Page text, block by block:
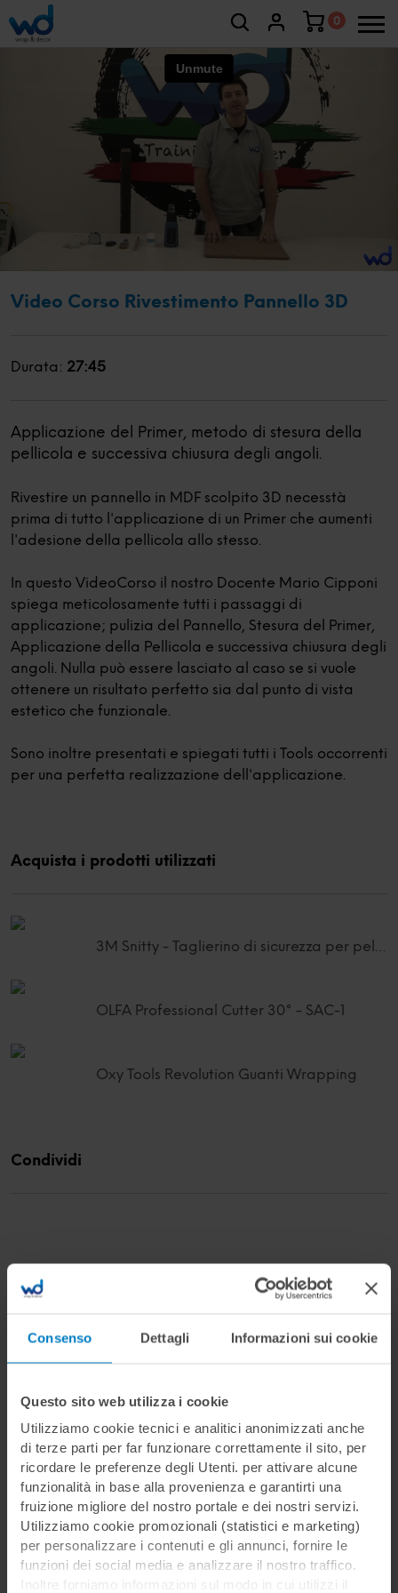
Consenso Dettagli Informazioni sui cookie
Questo sito web utilizza i cookie
Utilizziamo cookie tecnici e analitici anonimizzati anche
di terze parti per far funzionare correttamente il sito, per
ricordare le preferenze degli Utenti. per attivare alcune
funzionalità in base alla provenienza e garantirti una
fruizione migliore del nostro portale e dei nostri servizi.
Utilizziamo cookie promozionali (statistici e marketing)
per personalizzare i contenuti e gli annunci, fornire le
funzioni dei social media e analizzare il nostro traffico.
Inoltre forniamo informazioni sul modo in cui utilizzi il
0
Video Corso Rivestimento Pannello 3D
Durata: 27:45
Applicazione del Primer, metodo di stesura della
pellicola e successiva chiusura degli angoli.
Rivestire un pannello in MDF scolpito 3D necesstà
prima di tutto l'applicazione di un Primer che aumenti
l'adesione della pellicola allo stesso.
In questo VideoCorso il nostro Docente Mario Cipponi
spiega meticolosamente tutti i passaggi di
applicazione; pulizia del Pannello, Stesura del Primer,
Applicazione della Pellicola e successiva chiusura degli
angoli. Nulla può essere lasciato al caso se si vuole
ottenere un risultato perfetto sia dal punto di vista
estetico che funzionale.
Sono inoltre presentati e spiegati tutti i Tools occorrenti
per una perfetta realizzazione dell'applicazione.
Acquista i prodotti utilizzati
3M Snitty - Taglierino di sicurezza per pellicole
OLFA Professional Cutter 30° - SAC-1
Oxy Tools Revolution Guanti Wrapping
Condividi
Nessun commento presente.
Oppure
Video correlati
Video Corso Accosto Forzato
Durata: 15:00